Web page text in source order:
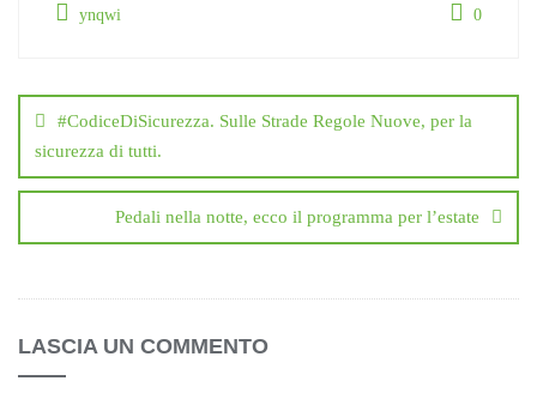
ynqwi 0
articoli
#CodiceDiSicurezza. Sulle Strade Regole Nuove, per la
sicurezza di tutti.
Pedali nella notte, ecco il programma per l’estate
LASCIA UN COMMENTO